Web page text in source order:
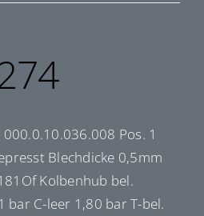
Pos. 1
Blechdicke 0,5mm
Kolbenhub bel.
bar C-leer 1,80 bar T-bel.